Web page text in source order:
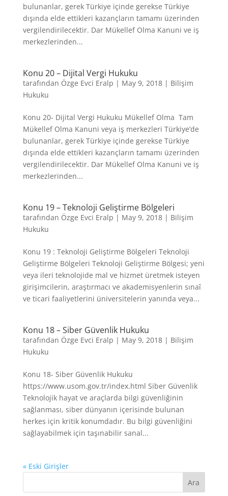
bulunanlar, gerek Türkiye içinde gerekse Türkiye
dışında elde ettikleri kazançların tamamı üzerinden
vergilendirilecektir. Dar Mükellef Olma Kanuni ve iş
merkezlerinden...
Konu 20 – Dijital Vergi Hukuku
tarafından Özge Evci Eralp | May 9, 2018| Bilişim
Hukuku
Konu 20- Dijital Vergi Hukuku Mükellef Olma Tam
Mükellef Olma Kanuni veya iş merkezleri Türkiye’de
bulunanlar, gerek Türkiye içinde gerekse Türkiye
dışında elde ettikleri kazançların tamamı üzerinden
vergilendirilecektir. Dar Mükellef Olma Kanuni ve iş
merkezlerinden...
Konu 19 – Teknoloji Geliştirme Bölgeleri
tarafından Özge Evci Eralp | May 9, 2018| Bilişim
Hukuku
Konu 19 : Teknoloji Geliştirme Bölgeleri Teknoloji
Geliştirme Bölgeleri Teknoloji Geliştirme Bölgesi; yeni
veya ileri teknolojide mal ve hizmet üretmek isteyen
girişimcilerin, araştırmacı ve akademisyenlerin sınaî
ve ticari faaliyetlerini üniversitelerin yanında veya...
Konu 18 – Siber Güvenlik Hukuku
tarafından Özge Evci Eralp | May 9, 2018| Bilişim
Hukuku
Konu 18- Siber Güvenlik Hukuku
https://www.usom.gov.tr/index.html Siber Güvenlik
Teknolojik hayat ve araçlarda bilgi güvenliğinin
sağlanması, siber dünyanın içerisinde bulunan
herkes için kritik konumdadır. Bu bilgi güvenliğini
sağlayabilmek için taşınabilir sanal...
« Eski Girişler